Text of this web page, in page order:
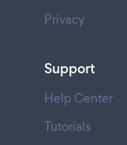
Privacy
Support
Help Center
Tutorials